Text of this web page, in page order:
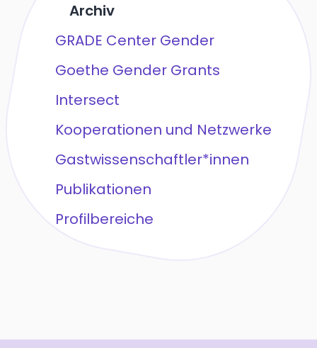
Archiv
GRADE Center Gender
Goethe Gender Grants
Intersect
Kooperationen und Netzwerke
Gastwissenschaftler*innen
Publikationen
Profilbereiche